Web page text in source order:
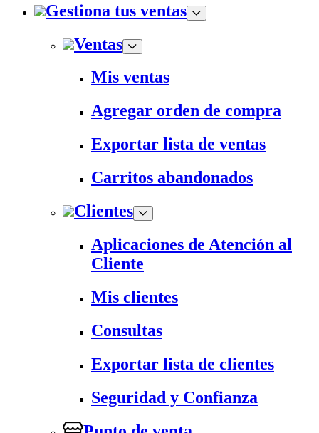
Gestiona tus ventas
Ventas
Mis ventas
Agregar orden de compra
Exportar lista de ventas
Carritos abandonados
Clientes
Aplicaciones de Atención al
Cliente
Mis clientes
Consultas
Exportar lista de clientes
Seguridad y Confianza